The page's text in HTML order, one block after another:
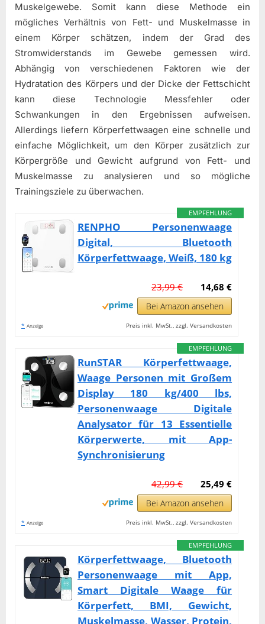
Muskelgewebe. Somit kann diese Methode ein
mögliches Verhältnis von Fett- und Muskelmasse in
einem Körper schätzen, indem der Grad des
Stromwiderstands im Gewebe gemessen wird.
Abhängig von verschiedenen Faktoren wie der
Hydratation des Körpers und der Dicke der Fettschicht
kann diese Technologie Messfehler oder
Schwankungen in den Ergebnissen aufweisen.
Allerdings liefern Körperfettwaagen eine schnelle und
einfache Möglichkeit, um den Körper zusätzlich zur
Körpergröße und Gewicht aufgrund von Fett- und
Muskelmasse zu analysieren und so mögliche
Trainingsziele zu überwachen.
EMPFEHLUNG
RENPHO Personenwaage
Digital, Bluetooth
Körperfettwaage, Weiß, 180 kg
14,68 €
23,99 €
Bei Amazon ansehen
* Anzeige Preis inkl. MwSt., zzgl. Versandkosten
EMPFEHLUNG
RunSTAR Körperfettwaage,
Waage Personen mit Großem
Display 180 kg/400 lbs,
Personenwaage Digitale
Analysator für 13 Essentielle
Körperwerte, mit App-
Synchronisierung
25,49 €
42,99 €
Bei Amazon ansehen
* Anzeige Preis inkl. MwSt., zzgl. Versandkosten
EMPFEHLUNG
Körperfettwaage, Bluetooth
Personenwaage mit App,
Smart Digitale Waage für
Körperfett, BMI, Gewicht,
Muskelmasse, Wasser, Protein,